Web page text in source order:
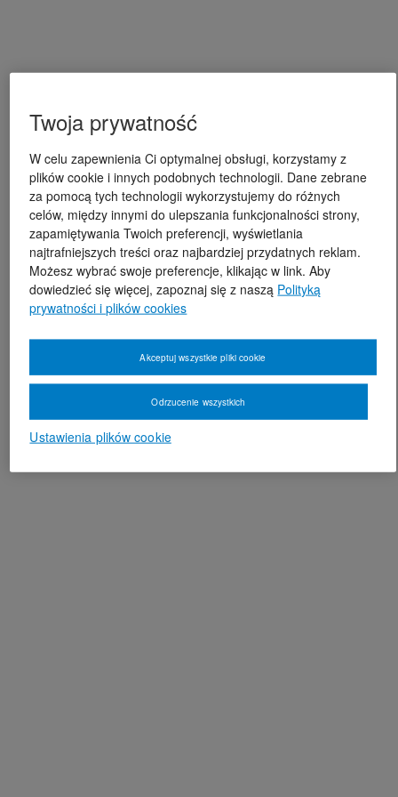
Twoja prywatność
W celu zapewnienia Ci optymalnej obsługi, korzystamy z
plików cookie i innych podobnych technologii. Dane zebrane
za pomocą tych technologii wykorzystujemy do różnych
celów, między innymi do ulepszania funkcjonalności strony,
zapamiętywania Twoich preferencji, wyświetlania
najtrafniejszych treści oraz najbardziej przydatnych reklam.
Możesz wybrać swoje preferencje, klikając w link. Aby
dowiedzieć się więcej, zapoznaj się z naszą Polityką
prywatności i plików cookies
Ustawienia plików cookie
Odrzucenie wszystkich
Akceptuj wszystkie pliki cookie